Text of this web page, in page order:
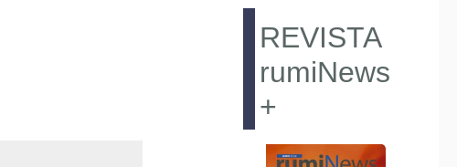
REVISTA
rumiNews
+